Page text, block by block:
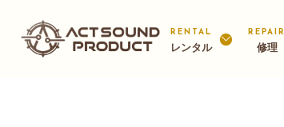
content
RENTAL
レンタル
REPAIR
修理